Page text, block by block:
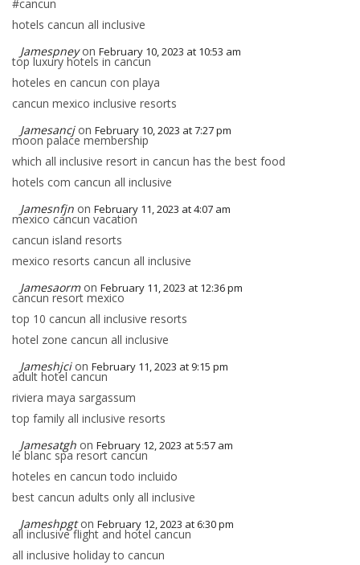
#cancun
hotels cancun all inclusive
Jamespney on February 10, 2023 at 10:53 am
top luxury hotels in cancun
hoteles en cancun con playa
cancun mexico inclusive resorts
Jamesancj on February 10, 2023 at 7:27 pm
moon palace membership
which all inclusive resort in cancun has the best food
hotels com cancun all inclusive
Jamesnfjn on February 11, 2023 at 4:07 am
mexico cancun vacation
cancun island resorts
mexico resorts cancun all inclusive
Jamesaorm on February 11, 2023 at 12:36 pm
cancun resort mexico
top 10 cancun all inclusive resorts
hotel zone cancun all inclusive
Jameshjci on February 11, 2023 at 9:15 pm
adult hotel cancun
riviera maya sargassum
top family all inclusive resorts
Jamesatgh on February 12, 2023 at 5:57 am
le blanc spa resort cancun
hoteles en cancun todo incluido
best cancun adults only all inclusive
Jameshpgt on February 12, 2023 at 6:30 pm
all inclusive flight and hotel cancun
all inclusive holiday to cancun